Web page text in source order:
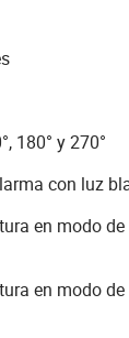
180° y 270°
con luz
en modo
en modo